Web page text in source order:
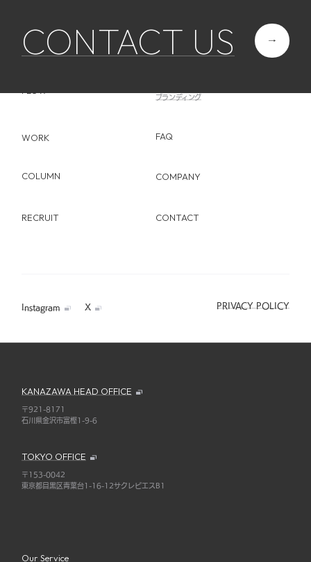
CONTACT US
ABOUT SERVICE
ブランディング
FAQ
WORK
COLUMN COMPANY
RECRUIT CONTACT
Instagram X PRIVACY POLICY
KANAZAWA HEAD OFFICE
〒921-8171
石川県金沢市富樫1-9-6
TOKYO OFFICE
〒153-0042
東京都目黒区青葉台1-16-12サクレピエスB1
Our Service